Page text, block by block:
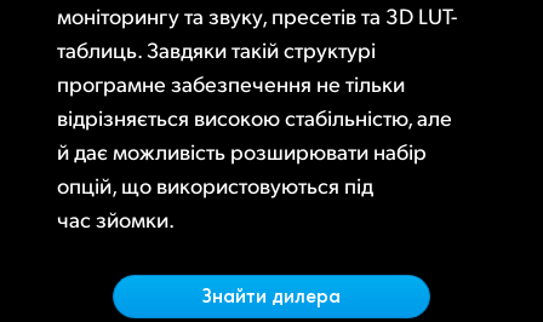
Malaysia
Netherlands
New Zealand
Norway
Poland
Portugal
моніторингу та звуку, пресетів та 3D LUT-
таблиць. Завдяки такій структурі
програмне забезпечення не тільки
відрізняється високою стабільністю, але
й дає можливість розширювати набір
опцій, що використовуються під
час зйомки.
Знайти дилера